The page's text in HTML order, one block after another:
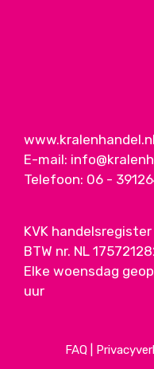
www.kralenhandel.nl
E-mail:
Telefoon: 06 -
KVK
BTW nr. NL
Elke woensdag
uur
FAQ|